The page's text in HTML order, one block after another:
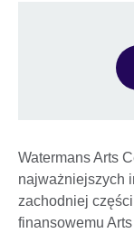
Watermans Arts
najważniejszych
zachodniej
finansowemu